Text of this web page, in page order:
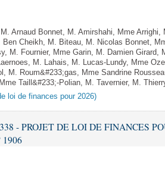
Arnaud Bonnet, M. Amirshahi, Mme
Ben Cheikh, M. Biteau, M. Nicolas Bonnet,
M. Fournier, Mme Garin, M. Damien Girard,
M. Lahais, M. Lucas-Lundy, Mme
M. Roum&#233;gas, Mme Sandrine
Taill&#233;-Polian, M. Tavernier, M.
loi de finances pour 2026)
- PROJET DE LOI DE FINANCES
1906